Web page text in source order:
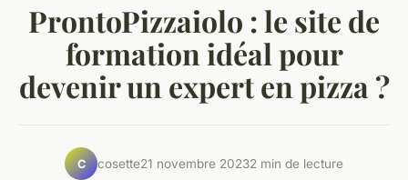
ProntoPizzaiolo : le site de
formation idéal pour
devenir un expert en pizza ?
C cosette21 novembre 20232 min de lecture